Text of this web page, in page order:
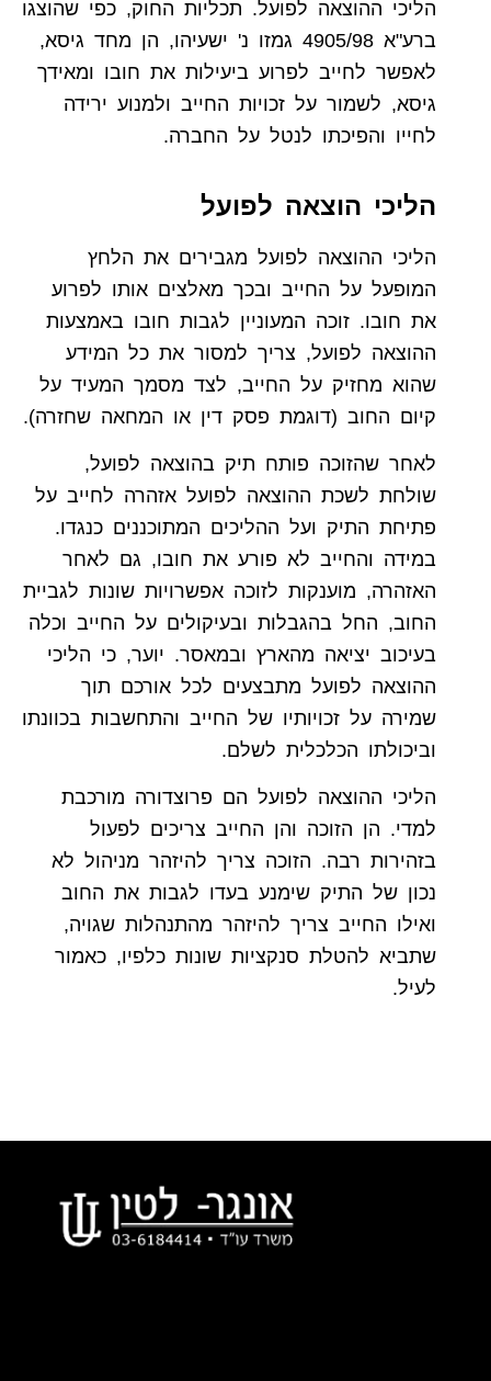
הליכי ההוצאה לפועל. תכליות החוק, כפי שהוצגו
ברע"א 4905/98 גמזו נ' ישעיהו, הן מחד גיסא,
לאפשר לחייב לפרוע ביעילות את חובו ומאידך
גיסא, לשמור על זכויות החייב ולמנוע ירידה
לחייו והפיכתו לנטל על החברה.
הליכי הוצאה לפועל
הליכי ההוצאה לפועל מגבירים את הלחץ
המופעל על החייב ובכך מאלצים אותו לפרוע
את חובו. זוכה המעוניין לגבות חובו באמצעות
ההוצאה לפועל, צריך למסור את כל המידע
שהוא מחזיק על החייב, לצד מסמך המעיד על
קיום החוב (דוגמת פסק דין או המחאה שחזרה).
לאחר שהזוכה פותח תיק בהוצאה לפועל,
שולחת לשכת ההוצאה לפועל אזהרה לחייב על
פתיחת התיק ועל ההליכים המתוכננים כנגדו.
במידה והחייב לא פורע את חובו, גם לאחר
האזהרה, מוענקות לזוכה אפשרויות שונות לגביית
החוב, החל בהגבלות ובעיקולים על החייב וכלה
בעיכוב יציאה מהארץ ובמאסר. יוער, כי הליכי
ההוצאה לפועל מתבצעים לכל אורכם תוך
שמירה על זכויותיו של החייב והתחשבות בכוונתו
וביכולתו הכלכלית לשלם.
הליכי ההוצאה לפועל הם פרוצדורה מורכבת
למדי. הן הזוכה והן החייב צריכים לפעול
בזהירות רבה. הזוכה צריך להיזהר מניהול לא
נכון של התיק שימנע בעדו לגבות את החוב
ואילו החייב צריך להיזהר מהתנהלות שגויה,
שתביא להטלת סנקציות שונות כלפיו, כאמור
לעיל.